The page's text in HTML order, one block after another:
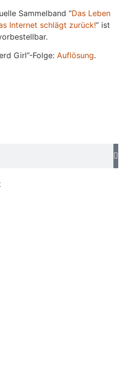
Sammelband “Das Leben
Internet schlägt zurück!” ist
Girl”-Folge: Auflösung.